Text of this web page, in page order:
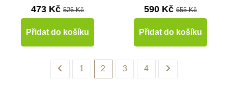
473 Kč 526 Kč
Přidat do košíku
590 Kč 655 Kč
Přidat do košíku
1 2 3 4